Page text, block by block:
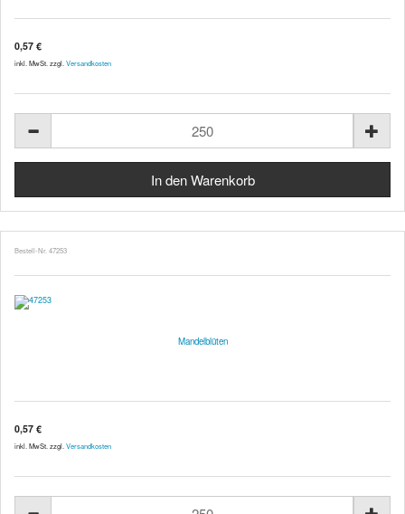
0,57 €
inkl. MwSt. zzgl. Versandkosten
Bestell-Nr. 47253
Mandelblüten
0,57 €
inkl. MwSt. zzgl. Versandkosten